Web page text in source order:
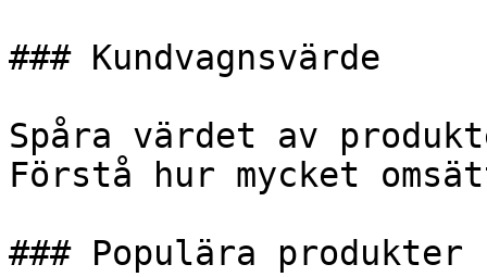
### Kundvagnsvärde
Spåra värdet av
Förstå hur mycket
### Populära produkter